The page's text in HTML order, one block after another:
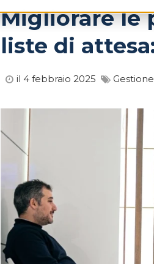
Migliorare le
liste di
il 4 febbraio 2025